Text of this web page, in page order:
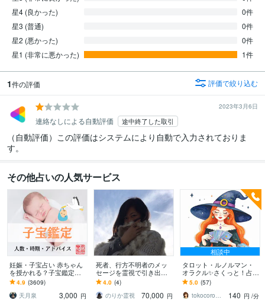
星4 (良かった)
0件
星3 (普通)
0件
星2 (悪かった)
0件
星1 (非常に悪かった)
1件
1件の評価 評価で絞り込む
2023年3月6日
連絡なしによる自動評価 途中終了した取引
（自動評価）この評価はシステムにより自動で入力されておりま
す。
その他占いの人気サービス
妊娠・子宝占い 赤ちゃん
を授かれる？子宝鑑定し
ます 子供を授かるか、授
かる時期、性別、授かる
ための行動を鑑定
4.9 (3609)
天月泉
3,000 円
死者、行方不明者のメッ
セージを霊視で引き出し
ます 探偵に頼む前に。実
績多数、特殊な霊視鑑定
となります。
4.0 (4)
のりか霊視
70,000 円
相談中
タロット・ルノルマン・
オラクル✨さくっと！占い
ます 聞きたいこと、知り
たいこと、気軽にピンポ
イントリーディング✨
5.0 (57)
tokocoro・とこころ⭐あふれる愛♡
140 円 /分